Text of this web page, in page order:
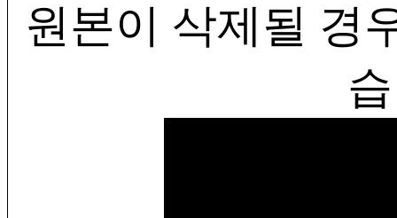
원본이 삭제될 경